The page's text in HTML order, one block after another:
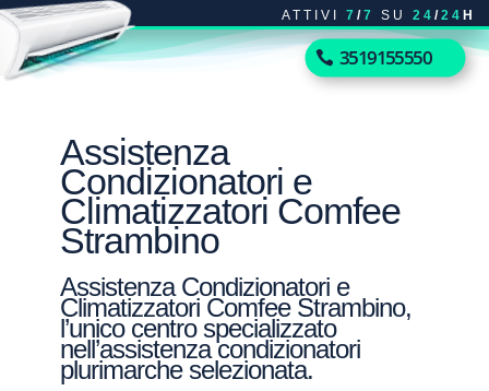
ATTIVI 7 /7 SU 24 /24 H
3519155550
Assistenza
Condizionatori e
Climatizzatori Comfee
Strambino
Assistenza Condizionatori e
Climatizzatori Comfee Strambino,
l’unico centro specializzato
nell’assistenza condizionatori
plurimarche selezionata.